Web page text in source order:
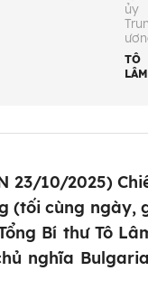
ủy
TÔ
LÂM
23/10/2025)
(tối cùng ngày,
Bí thư Tô
nghĩa